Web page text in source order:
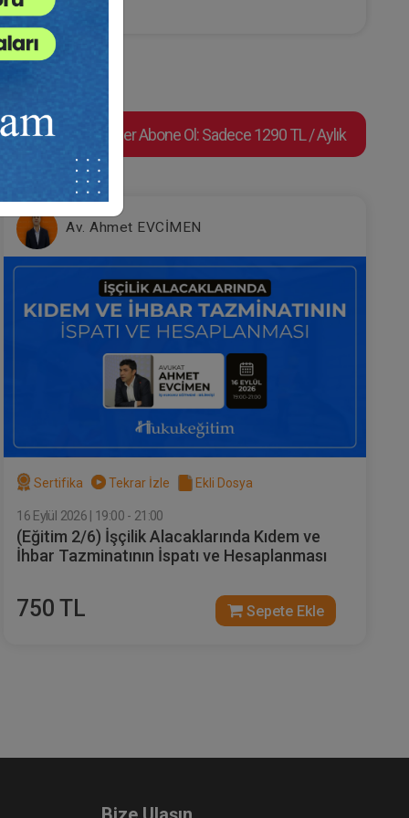
Ekle
IV. Medeni Hukuk Kongresi -
Tüm Oturumlar (11 Oturum)
2160
TL
Ekle
Tüketici Hukuku Enstitüsü
Hukuk Kongresi - IX. Oturum
360
Sepete Ekle
Süper Abone Ol: Sadece 1290 TL / Aylık
Av. Ahmet EVCİMEN
Sertifika Tekrar İzle Ekli Dosya
16 Eylül 2026 | 19:00 - 21:00
(Eğitim 2/6) İşçilik Alacaklarında Kıdem ve
İhbar Tazminatının İspatı ve Hesaplanması
750 TL Sepete Ekle